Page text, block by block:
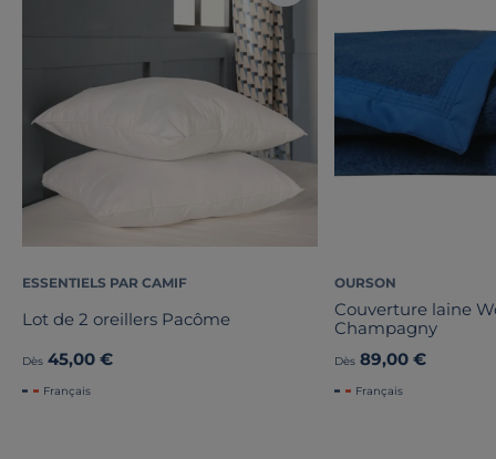
ESSENTIELS PAR CAMIF
Lot de 2 oreillers Pacôme
Dès 45,00 €
Français
OURSON
Couverture laine
Champagny
Dès 89,00 €
Français